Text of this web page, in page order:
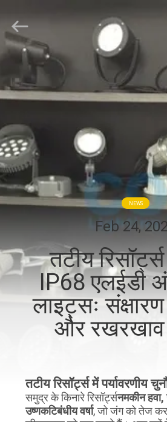
उत्पादों
हमारे
बारे
में
कारखाना
भ्रमण
गुणवत्ता
नियंत्रण
समाचार
LIGHTING
LIMITED.
All
Rights
NEWS
Feb 24,
तटीय
IP68 एलईडी
लाइट्सः
और रखरखाव
तटीय रिसॉर्ट्स में पर्यावरणीय
समुद्र के किनारे रिसॉर्ट्सनमकीन
उष्णकटिबंधीय वर्षा, जो जंग को तेज